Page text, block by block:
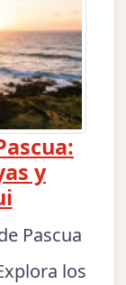
y
Pascua
los